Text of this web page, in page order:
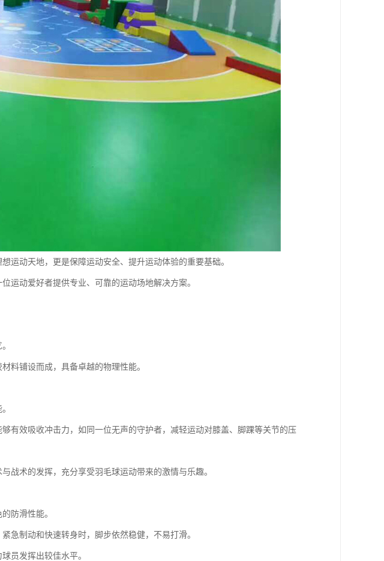
运动天地，更是保障运动安全、提升运动体验的重要基础。
运动爱好者提供专业、可靠的运动场地解决方案。
料铺设而成，具备卓越的物理性能。
有效吸收冲击力，如同一位无声的守护者，减轻运动对膝盖、脚踝等关节的压
战术的发挥，充分享受羽毛球运动带来的激情与乐趣。
防滑性能。
急制动和快速转身时，脚步依然稳健，不易打滑。
员发挥出较佳水平。